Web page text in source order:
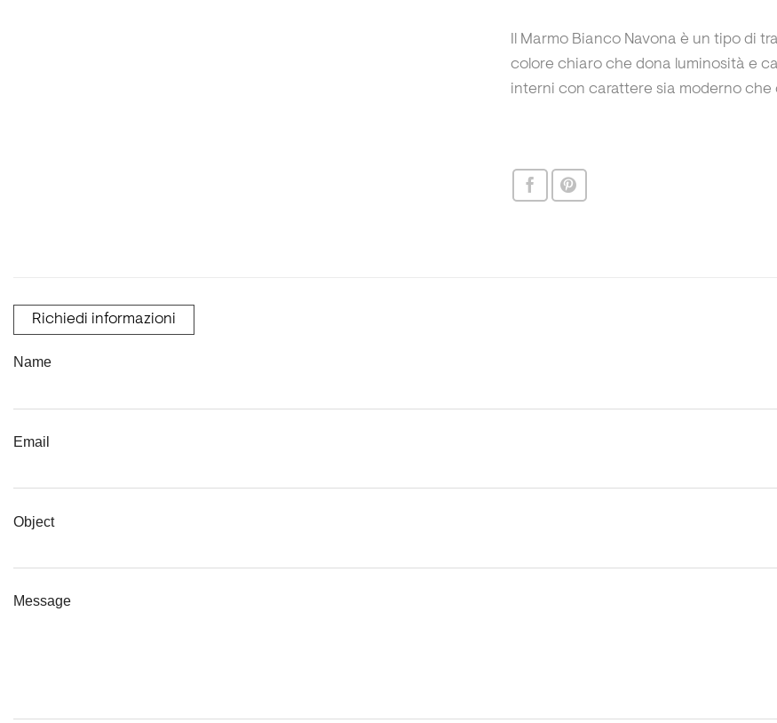
Il Marmo Bianco Navona è un tipo di
colore chiaro che dona luminosità e
interni con carattere sia moderno che
Richiedi informazioni
Name
Email
Object
Message